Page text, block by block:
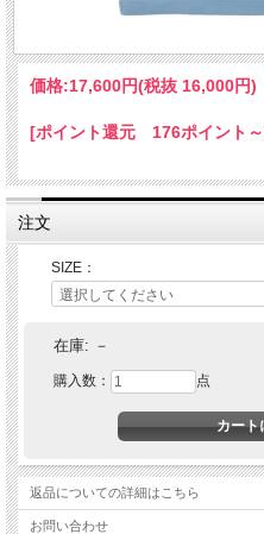
価格:17,600円(税抜 16,000円)
[ポイント還元 176ポイント
注文
SIZE：
在庫: －
購入数： 点
返品についての詳細はこちら
お問い合わせ